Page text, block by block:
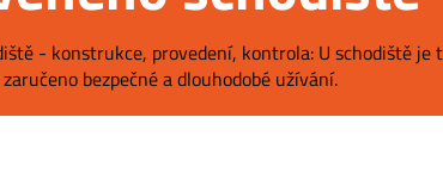
- konstrukce, provedení, kontrola: U schodiště je
bezpečné a dlouhodobé užívání.